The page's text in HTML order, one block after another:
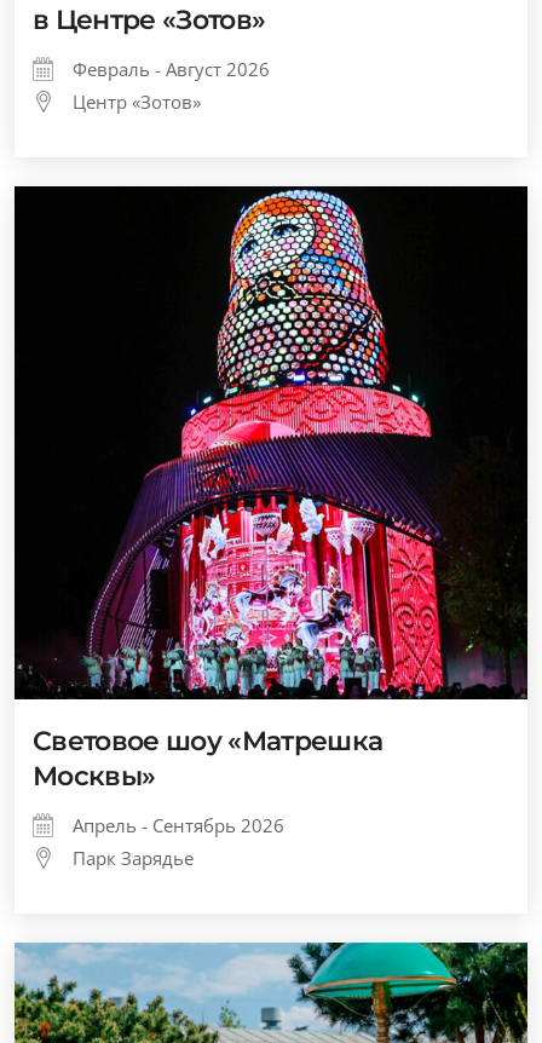
в Центре «Зотов»
Февраль - Август 2026
Центр «Зотов»
Световое шоу «Матрешка
Москвы»
Апрель - Сентябрь 2026
Парк Зарядье